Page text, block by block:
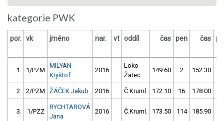
kategorie PWK
por. vk jméno nar. vt oddíl čas pen čas
1. 1/PZM
MILYAN
Kryštof
2016
Loko
Žatec
149.60 2 152.30
2. 2/PZM ŽÁČEK Jakub 2016 Č.Kruml. 172.10 16 178.00
3. 1/PZZ
RYCHTAROVÁ
Jana
2016 Č.Kruml. 173.50 114 185.90